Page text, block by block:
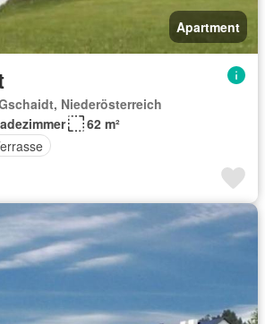
Apartment
Niederösterreich
62 m²